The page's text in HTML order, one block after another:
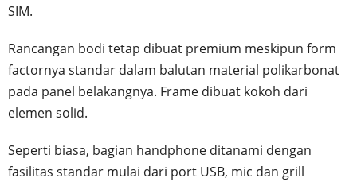
SIM.
Rancangan bodi tetap dibuat premium meskipun form
factornya standar dalam balutan material polikarbonat
pada panel belakangnya. Frame dibuat kokoh dari
elemen solid.
Seperti biasa, bagian handphone ditanami dengan
fasilitas standar mulai dari port USB, mic dan grill